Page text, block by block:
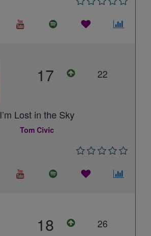
17 22
I’m Lost in the Sky
Tom Civic
18 26